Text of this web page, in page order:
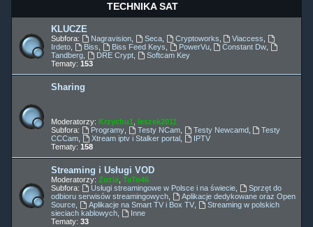
TECHNIKA SAT
KLUCZE
Subfora: Nagravision, Seca, Cryptoworks Viaccess
Irdeto
Biss Biss Feed Keys PowerVu, Constant Dw
Tandberg
DRE Crypt,
Softcam Key
Tematy: 153
Sharing
Moderatorzy: Krzychu1
leszek2011
Subfora:
Programy, Testy NCam, Testy Newcamd,
Testy
CCCam
Xtream iptv i Stalker portal,
IPTV
Tematy: 158
Streaming i Usługi VOD
Moderatorzy: Zuzia TaTo46
Subfora:
Usługi streamingowe w Polsce i na świecie,
Sprzęt do
odbioru serwisów streamingowych
Aplikacje dedykowane oraz Open
Source
Aplikacje na Smart TV i Box TV,
Streaming w polskich
sieciach kablowych
Inne
Tematy: 33